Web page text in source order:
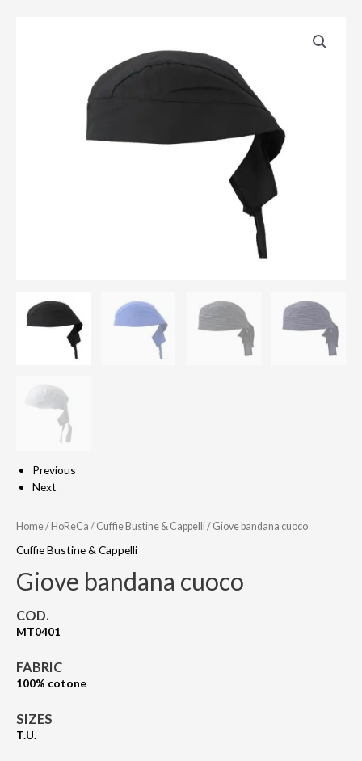
Previous
Next
Home/ HoReCa / Cuffie Bustine & Cappelli/ Giove bandana cuoco
Cuffie Bustine & Cappelli
Giove bandana cuoco
COD.
MT0401
FABRIC
100% cotone
SIZES
T.U.